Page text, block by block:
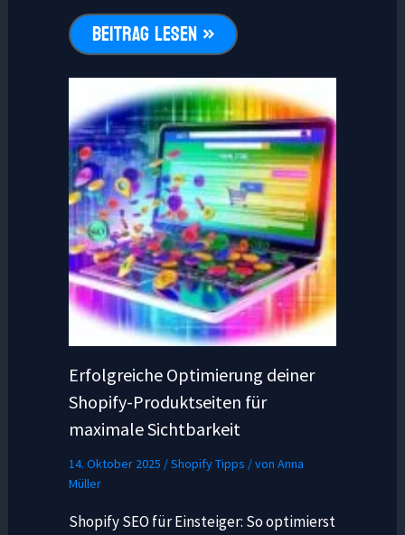
BEITRAG LESEN »
Erfolgreiche Optimierung deiner
Shopify-Produktseiten für
maximale Sichtbarkeit
14. Oktober 2025 /Shopify Tipps / von Anna
Müller
Shopify SEO für Einsteiger: So optimierst